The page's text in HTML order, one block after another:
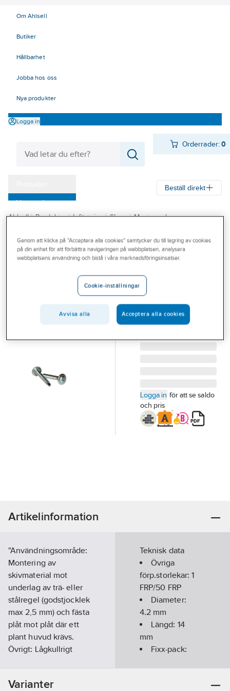
Om Ahlsell
Butiker
Hållbarhet
Jobba hos oss
Nya produkter
Logga in
Orderrader:0
Varumärken
Outlet
Branscher
Beställ direkt
Ahlsell Produkter Infästning Skruv Montageskruv
FIXX
Montageskruv
MONTAGESKRUV
BSP FIXX 4.2X14 FZB
200/FRP
Artikelnummer:
Lev. artikelnr: 1531665
Logga in för att se saldo
och pris
Artikelinformation
"Användningsområde:
Montering av
skivmaterial mot
underlag av trä- eller
stålregel (godstjocklek
max 2,5 mm) och fästa
plåt mot plåt där ett
plant huvud krävs.
Övrigt: Lågkullrigt
120° spiralborrspets.
Teknisk data
Övriga
förp.storlekar:1
FRP/50 FRP
Diameter:
4.2 mm
Längd: 14
mm
Fixx-pack:
Varianter
Genom att klicka på "Acceptera alla cookies" samtycker du till lagring av cookies
på din enhet för att förbättra navigeringen på webbplatsen, analysera
webbplatsens användning och bistå i våra marknadsföringsinsatser.
Cookie-inställningar
Avvisa alla Acceptera alla cookies